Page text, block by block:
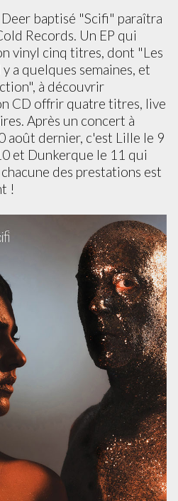
baptisé "Scifi" paraîtra
Records. Un EP qui
vinyl cinq titres, dont "Les
a quelques semaines, et
à découvrir
CD offrir quatre titres, live
Après un concert à
août dernier, c'est Lille le 9
et Dunkerque le 11 qui
des prestations est
!